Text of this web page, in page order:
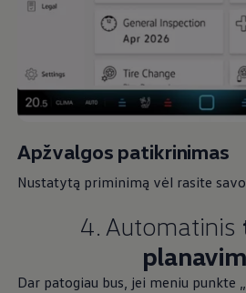
Apžvalgos patikrinimas
Nustatytą priminimą vėl rasite
4. Automatinis
Dar patogiau bus, jei meniu punkte